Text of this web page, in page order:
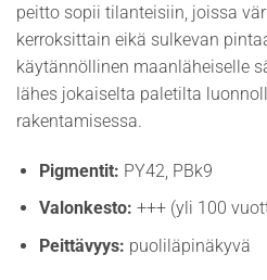
peitto sopii tilanteisiin, joissa
kerroksittain eikä sulkevan
käytännöllinen maanläheiselle
lähes jokaiselta paletilta
rakentamisessa.
Pigmentit: PY42, PBk9
Valonkesto: +++ (yli 100
Peittävyys: puoliläpinäkyvä